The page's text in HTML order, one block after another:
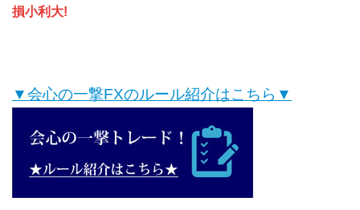
損小利大!
▼会心の一撃FXのルール紹介はこちら▼